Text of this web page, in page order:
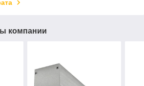
компании